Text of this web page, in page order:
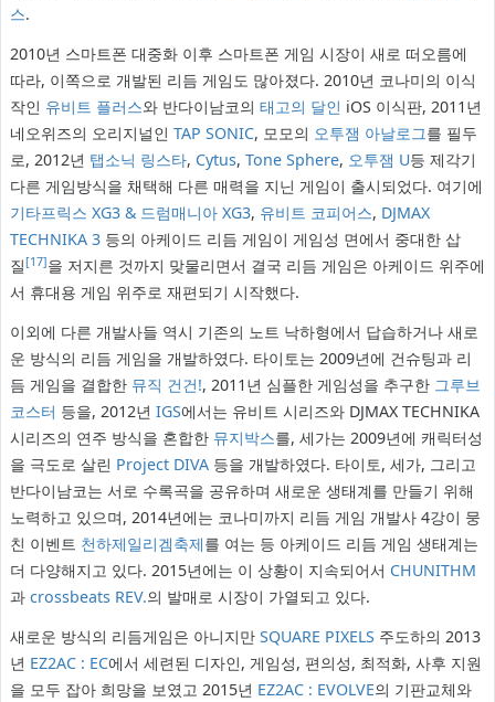
스.
2010년 스마트폰 대중화 이후 스마트폰 게임 시장이 새로 떠오름에
따라, 이쪽으로 개발된 리듬 게임도 많아졌다. 2010년 코나미의 이식
작인 유비트 플러스와 반다이남코의 태고의 달인 iOS 이식판, 2011년
네오위즈의 오리지널인 TAP SONIC, 모모의 오투잼 아날로그를 필두
로, 2012년 탭소닉 링스타, Cytus, Tone Sphere, 오투잼 U등 제각기
다른 게임방식을 채택해 다른 매력을 지닌 게임이 출시되었다. 여기에
기타프릭스 XG3 & 드럼매니아 XG3, 유비트 코피어스, DJMAX
TECHNIKA 3등의 아케이드 리듬 게임이 게임성 면에서 중대한 삽
질[17]을 저지른 것까지 맞물리면서 결국 리듬 게임은 아케이드 위주에
서 휴대용 게임 위주로 재편되기 시작했다.
이외에 다른 개발사들 역시 기존의 노트 낙하형에서 답습하거나 새로
운 방식의 리듬 게임을 개발하였다. 타이토는 2009년에 건슈팅과 리
듬 게임을 결합한 뮤직 건건!, 2011년 심플한 게임성을 추구한 그루브
코스터 등을, 2012년 IGS에서는 유비트 시리즈와 DJMAX TECHNIKA
시리즈의 연주 방식을 혼합한 뮤지박스를, 세가는 2009년에 캐릭터성
을 극도로 살린 Project DIVA등을 개발하였다. 타이토, 세가, 그리고
반다이남코는 서로 수록곡을 공유하며 새로운 생태계를 만들기 위해
노력하고 있으며, 2014년에는 코나미까지 리듬 게임 개발사 4강이 뭉
친 이벤트 천하제일리겜축제를 여는 등 아케이드 리듬 게임 생태계는
더 다양해지고 있다. 2015년에는 이 상황이 지속되어서 CHUNITHM
과 crossbeats REV.의 발매로 시장이 가열되고 있다.
새로운 방식의 리듬게임은 아니지만 SQUARE PIXELS 주도하의 2013
년 EZ2AC : EC에서 세련된 디자인, 게임성, 편의성, 최적화, 사후 지원
을 모두 잡아 희망을 보였고 2015년 EZ2AC : EVOLVE의 기판교체와